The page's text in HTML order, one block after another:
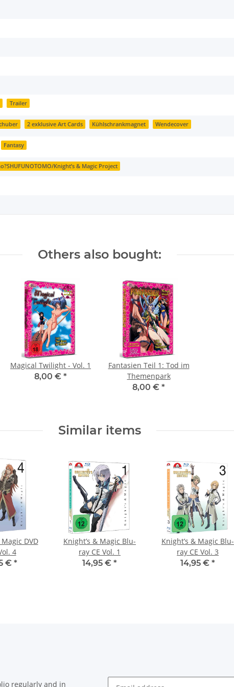
Trailer
2 exklusive Art Cards Kühlschrankmagnet Wendecover
Fantasy
Knight’s & Magic Project
Others also bought:
Magical Twilight - Vol. 1
8,00 € *
Fantasien Teil 1: Tod im
Themenpark
8,00 € *
Similar items
DVD
4
€ *
Knight’s & Magic Blu-
ray CE Vol. 1
14,95 € *
Knight’s & Magic Blu-
ray CE Vol. 3
14,95 € *
regularly and in